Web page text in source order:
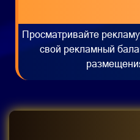
Просматривайте
свой рекламный